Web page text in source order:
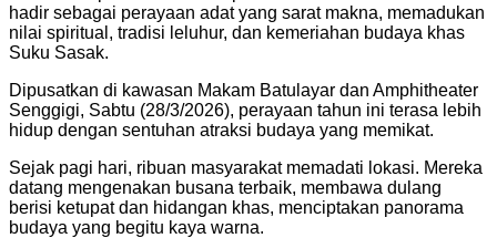
hadir sebagai perayaan adat yang sarat makna, memadukan
nilai spiritual, tradisi leluhur, dan kemeriahan budaya khas
Suku Sasak.
Dipusatkan di kawasan Makam Batulayar dan Amphitheater
Senggigi, Sabtu (28/3/2026), perayaan tahun ini terasa lebih
hidup dengan sentuhan atraksi budaya yang memikat.
Sejak pagi hari, ribuan masyarakat memadati lokasi. Mereka
datang mengenakan busana terbaik, membawa dulang
berisi ketupat dan hidangan khas, menciptakan panorama
budaya yang begitu kaya warna.